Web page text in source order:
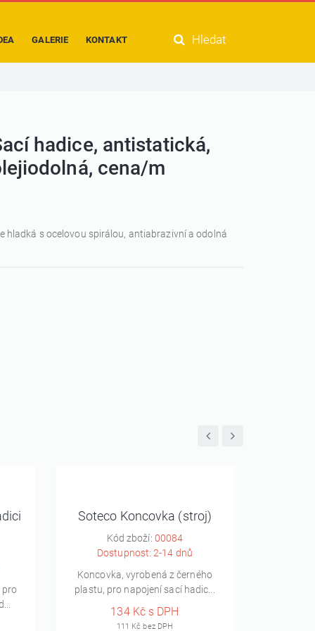
GALERIE KONTAKT Hledat
hadice, antistatická,
cena/m
hladká s ocelovou spirálou, antiabrazivní a odolná
pro
Soteco Koncovka (stroj)
Kód zboží: 00084
Dostupnost: 2-14 dnů
Koncovka, vyrobená z černého
plastu, pro napojení sací hadic...
134 Kč s DPH
111 Kč bez DPH